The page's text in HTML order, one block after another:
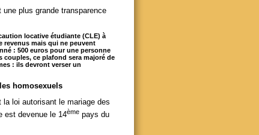
plus grande transparence
locative étudiante (CLE) à
revenus mais qui ne peuvent
: 500 euros pour une personne
couples, ce plafond sera majoré de
: ils devront verser un
homosexuels
la loi autorisant le mariage des
est devenue le 14èmepays du